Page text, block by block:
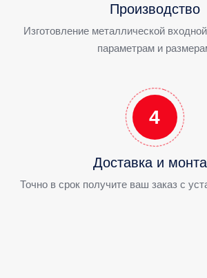
Производство
Изготовление металлической
параметрам и
4
Доставка и
Точно в срок получите ваш заказ с